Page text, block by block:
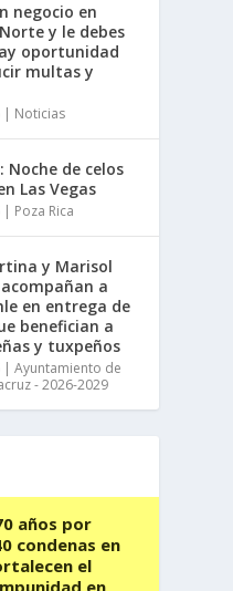
negocio en
y le debes
oportunidad
multas y
| Noticias
Noche de celos
Las Vegas
| Poza Rica
y Marisol
a
en entrega de
benefician a
y tuxpeños
|Ayuntamiento de
- 2026-2029